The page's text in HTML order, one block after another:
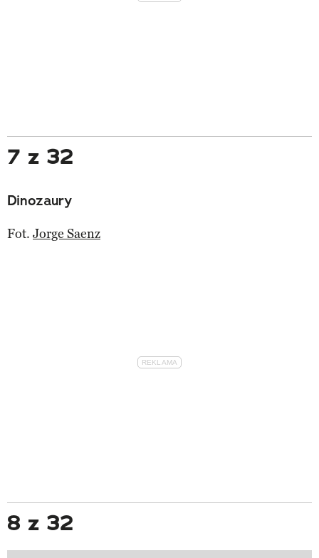
7 z 32
Dinozaury
Fot. Jorge Saenz
8 z 32